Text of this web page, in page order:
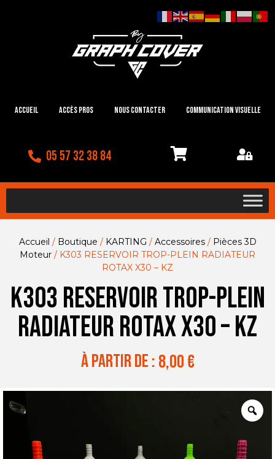
Accueil Accès Pros Nous contacter Communication visuelle
05 57 32 38 84
Accueil / Boutique / KARTING / Accessoires/ Pièces 3D
Moteur / K303 RESERVOIR TROP-PLEIN RADIATEUR
ROTAX X30 – KZ
K303 RESERVOIR TROP-PLEIN
RADIATEUR ROTAX X30 – KZ
à partir de :8,00€